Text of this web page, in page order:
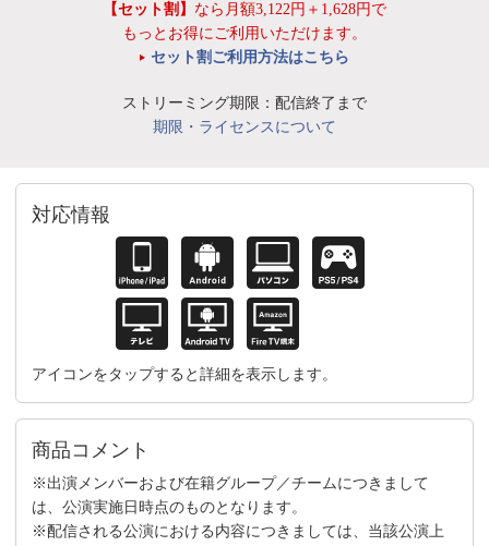
【セット割】 なら月額3,122円＋1,628円で
もっとお得にご利用いただけます。
セット割ご利用方法はこちら
ストリーミング期限：配信終了まで
期限・ライセンスについて
対応情報
アイコンをタップすると詳細を表示します。
商品コメント
※出演メンバーおよび在籍グループ／チームにつきまして
は、公演実施日時点のものとなります。
※配信される公演における内容につきましては、当該公演上